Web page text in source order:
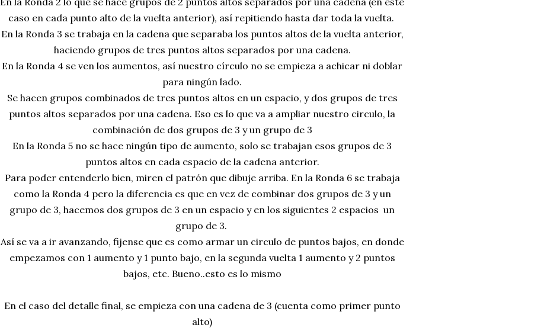
caso en cada punto alto de la vuelta anterior), así repitiendo hasta dar toda la vuelta.
En la Ronda 3 se trabaja en la cadena que separaba los puntos altos de la vuelta anterior,
haciendo grupos de tres puntos altos separados por una cadena.
En la Ronda 4 se ven los aumentos, así nuestro círculo no se empieza a achicar ni doblar
para ningún lado.
Se hacen grupos combinados de tres puntos altos en un espacio, y dos grupos de tres
puntos altos separados por una cadena. Eso es lo que va a ampliar nuestro circulo, la
combinación de dos grupos de 3 y un grupo de 3
En la Ronda 5 no se hace ningún tipo de aumento, solo se trabajan esos grupos de 3
puntos altos en cada espacio de la cadena anterior.
Para poder entenderlo bien, miren el patrón que dibuje arriba. En la Ronda 6 se trabaja
como la Ronda 4 pero la diferencia es que en vez de combinar dos grupos de 3 y un
grupo de 3, hacemos dos grupos de 3 en un espacio y en los siguientes 2 espacios un
grupo de 3.
Así se va a ir avanzando, fijense que es como armar un circulo de puntos bajos, en donde
empezamos con 1 aumento y 1 punto bajo, en la segunda vuelta 1 aumento y 2 puntos
bajos, etc. Bueno..esto es lo mismo
En el caso del detalle final, se empieza con una cadena de 3 (cuenta como primer punto
alto)